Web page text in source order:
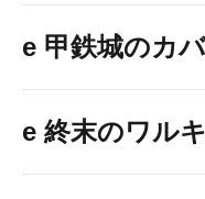
e 甲鉄城のカ
e 終末のワル